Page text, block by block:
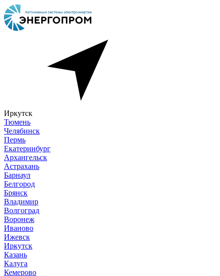
Иркутск
Тюмень
Челябинск
Пермь
Екатеринбург
Архангельск
Астрахань
Барнаул
Белгород
Брянск
Владимир
Волгоград
Воронеж
Иваново
Ижевск
Иркутск
Казань
Калуга
Кемерово